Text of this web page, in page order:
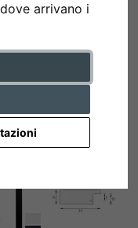
arrivano i